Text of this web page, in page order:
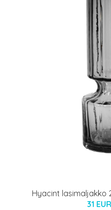
Hyacint lasimaljakko
31 EUR